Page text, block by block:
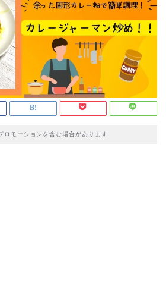
ロモーションを含む場合があります